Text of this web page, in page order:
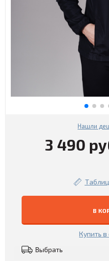
Нашли
3 490
В
Купить
Выбрать